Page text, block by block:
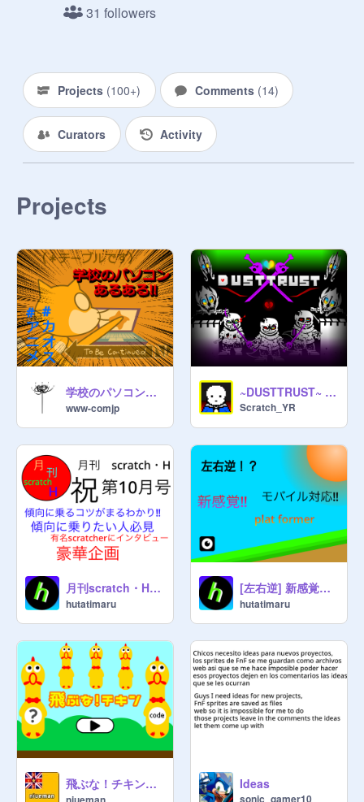
31 followers
Projects (100+) Comments (14)
Curators Activity
Projects
学校のパソコンあるある#アニメーション#カオス
www-comjp
~DUSTTRUST~ (Phase1~3) Sans Fight
Scratch_YR
月刊scratch・H 10月号
hutatimaru
[左右逆] 新感覚platformer
hutatimaru
飛ぶな！チキン Don’t fly! Chicken Ideas
sonic_gamer10